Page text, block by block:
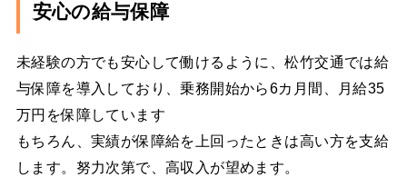
安心の給与保障
未経験の方でも安心して働けるように、松竹交通では給
与保障を導入しており、乗務開始から6カ月間、月給35
万円を保障しています
もちろん、実績が保障給を上回ったときは高い方を支給
します。努力次第で、高収入が望めます。